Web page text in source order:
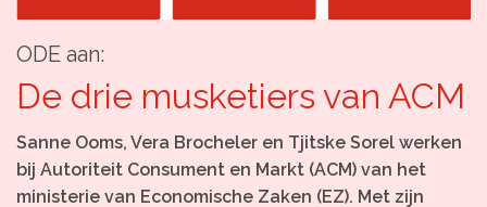
ODE aan:
De drie musketiers van ACM
Sanne Ooms, Vera Brocheler en Tjitske Sorel werken
bij Autoriteit Consument en Markt (ACM) van het
ministerie van Economische Zaken (EZ). Met zijn